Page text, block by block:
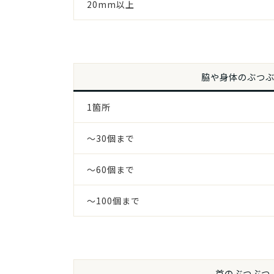
20mm以上
脇や身体のぶつ
1箇所
～30個まで
～60個まで
～100個まで